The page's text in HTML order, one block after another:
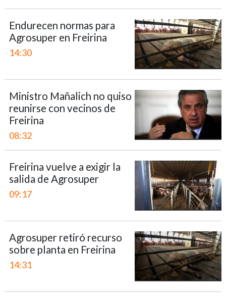
Endurecen normas para
Agrosuper en Freirina
14:30
Ministro Mañalich no quiso
reunirse con vecinos de
Freirina
08:32
Freirina vuelve a exigir la
salida de Agrosuper
09:17
Agrosuper retiró recurso
sobre planta en Freirina
14:31